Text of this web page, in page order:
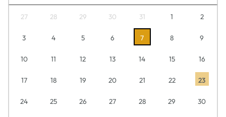
27 28 29 30 31 1 2
3 4 5 6 7 8 9
10 11 12 13 14 15 16
17 18 19 20 21 22 23
24 25 26 27 28 29 30